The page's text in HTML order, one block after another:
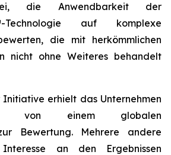
die Anwendbarkeit der
Technologie auf komplexe
die mit herkömmlichen
nicht ohne Weiteres behandelt
Initiative erhielt das Unternehmen
von einem globalen
Bewertung. Mehrere andere
an den Ergebnissen